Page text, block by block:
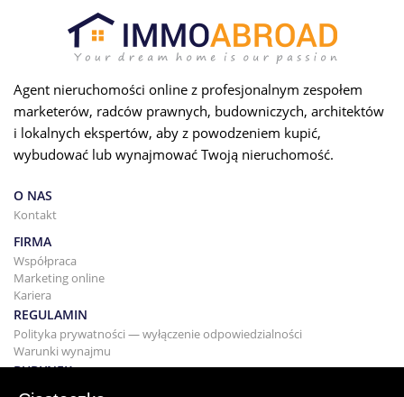
Agent nieruchomości online z profesjonalnym zespołem
marketerów, radców prawnych, budowniczych, architektów
i lokalnych ekspertów, aby z powodzeniem kupić,
wybudować lub wynajmować Twoją nieruchomość.
O NAS
Kontakt
FIRMA
Współpraca
Marketing online
Kariera
REGULAMIN
Polityka prywatności — wyłączenie odpowiedzialności
Warunki wynajmu
BUDYNEK
Projektowanie